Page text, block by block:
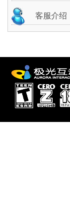
客服介绍